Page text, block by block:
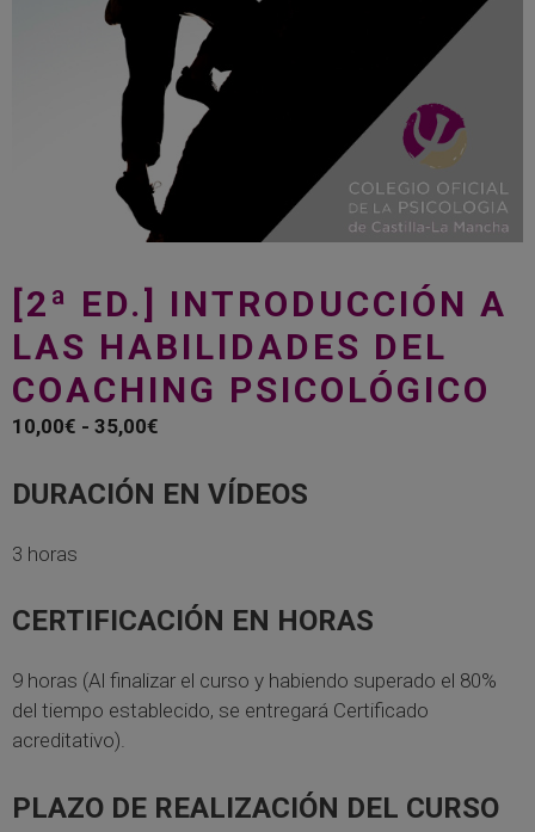
[2ª ED.] INTRODUCCIÓN A
LAS HABILIDADES DEL
COACHING PSICOLÓGICO
10,00€ - 35,00€
precios:
35,00€
DURACIÓN EN VÍDEOS
3 horas
CERTIFICACIÓN EN HORAS
9 horas (Al finalizar el curso y habiendo superado el 80%
del tiempo establecido, se entregará Certificado
acreditativo).
PLAZO DE REALIZACIÓN DEL CURSO